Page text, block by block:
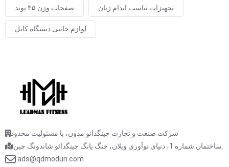
صفحات وزن ۴۵ پوند تجهیزات تناسب اندام زنان
لوازم جانبی دستگاه کابل
شرکت صنعت و تجارت چینگدائو مدون، با مسئولیت محدود
ساختمان شماره 1، دنیای نوآوری ویلان، چنگ یانگ چینگدائو شاندونگ چین.
ads@qdmodun.com